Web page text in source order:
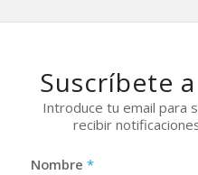
Suscríbete
Introduce tu email para
recibir
Nombre *